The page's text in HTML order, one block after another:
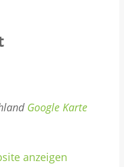
Google Karte
anzeigen